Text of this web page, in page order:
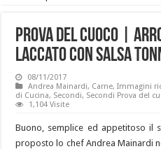
Prova del Cuoco |
laccato con salsa
08/11/2017
Andrea Mainardi, Carne,Immagini
di Cucina, Secondi, Secondi Prova del
1,104 Visite
Buono, semplice ed appetitoso il
proposto lo chef Andrea Mainardi